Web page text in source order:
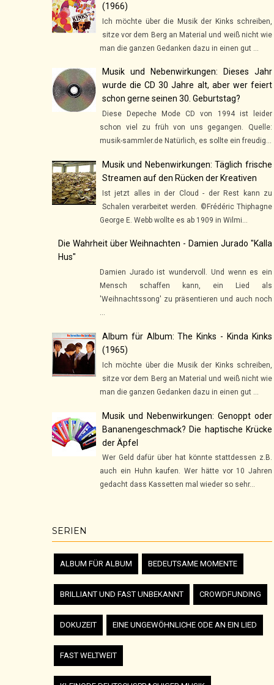
(1966)
Ich möchte über die Musik der Kinks schreiben,
sitze vor dem Berg an Material und weiß nicht wie
man die ganzen Gedanken dazu in einen gut ...
Musik und Nebenwirkungen: Dieses Jahr
wurde die CD 30 Jahre alt, aber wer feiert
schon gerne seinen 30. Geburtstag?
Diese Depeche Mode CD von 1994 ist leider
schon viel zu früh von uns gegangen. Quelle:
musik-sammler.de Natürlich, es sollte ein freudig...
Musik und Nebenwirkungen: Täglich frische
Streamen auf den Rücken der Kreativen
Ist jetzt alles in der Cloud - der Rest kann zu
Schalen verarbeitet werden. ©Frédéric Thiphagne
George E. Webb wollte es ab 1909 in Wilmi...
Die Wahrheit über Weihnachten - Damien Jurado "Kalla
Hus"
Damien Jurado ist wundervoll. Und wenn es ein
Mensch schaffen kann, ein Lied als
'Weihnachtssong' zu präsentieren und auch noch
...
Album für Album: The Kinks - Kinda Kinks
(1965)
Ich möchte über die Musik der Kinks schreiben,
sitze vor dem Berg an Material und weiß nicht wie
man die ganzen Gedanken dazu in einen gut ...
Musik und Nebenwirkungen: Genoppt oder
Bananengeschmack? Die haptische Krücke
der Äpfel
Wer Geld dafür über hat könnte stattdessen z.B.
auch ein Huhn kaufen. Wer hätte vor 10 Jahren
gedacht dass Kassetten mal wieder so sehr...
SERIEN
ALBUM FÜR ALBUM BEDEUTSAME MOMENTE
BRILLIANT UND FAST UNBEKANNT CROWDFUNDING
DOKUZEIT EINE UNGEWÖHNLICHE ODE AN EIN LIED
FAST WELTWEIT